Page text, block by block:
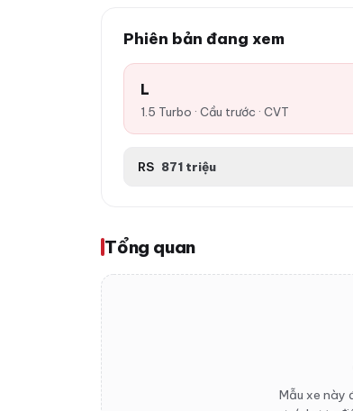
Phiên bản đang xem
L
1.5 Turbo · Cầu trước · CVT
RS 871 triệu
Tổng quan
Mẫu xe này